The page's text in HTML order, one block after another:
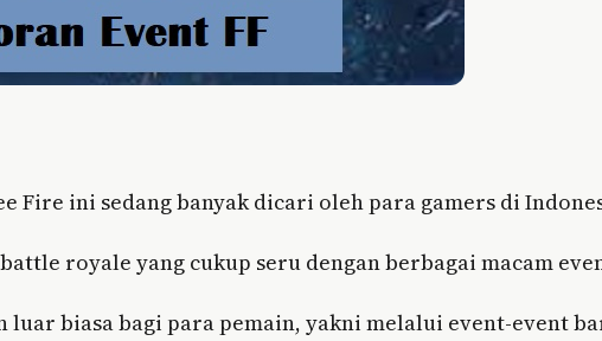
Fire ini sedang banyak dicari oleh para gamers di
royale yang cukup seru dengan berbagai macam
biasa bagi para pemain, yakni melalui event-event